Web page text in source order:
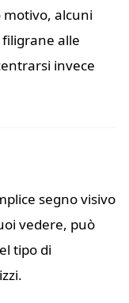
motivo, alcuni
alle
invece
segno visivo
vedere, può
tipo di